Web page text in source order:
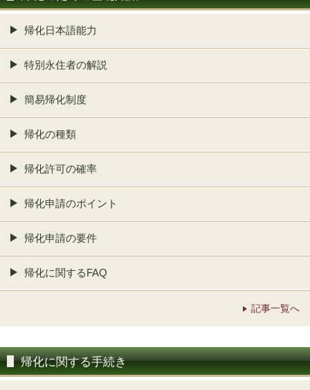
帰化日本語能力
特別永住者の解説
簡易帰化制度
帰化の種類
帰化許可の確率
帰化申請のポイント
帰化申請の要件
帰化に関するFAQ
記事一覧へ
帰化に関する手続き